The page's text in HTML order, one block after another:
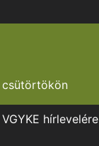
csütörtökön
hírlevelére